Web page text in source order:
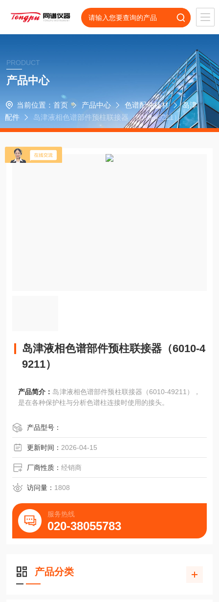
PRODUCT
产品中心
当前位置： 首页 产品中心 色谱配件耗材
岛津
配件
岛津液相色谱部件预柱联接器（6010-49211）
岛津液相色谱部件预柱联接器（6010-4
9211）
产品简介： 岛津液相色谱部件预柱联接器（6010-49211），
是在各种保护柱与分析色谱柱连接时使用的接头。
产品型号：
更新时间： 2026-04-15
厂商性质：经销商
访问量： 1808
服务热线
020-38055783
产品分类